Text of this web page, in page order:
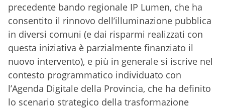
precedente bando regionale IP Lumen, che ha
consentito il rinnovo dell’illuminazione pubblica
in diversi comuni (e dai risparmi realizzati con
questa iniziativa è parzialmente finanziato il
nuovo intervento), e più in generale si iscrive nel
contesto programmatico individuato con
l’Agenda Digitale della Provincia, che ha definito
lo scenario strategico della trasformazione